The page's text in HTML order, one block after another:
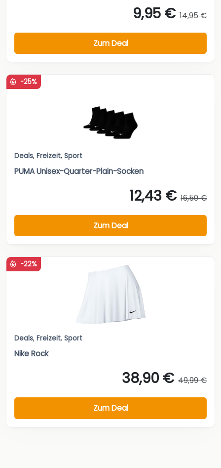
9,95 € 14,95 €
Zum Deal
-25%
Deals, Freizeit, Sport
PUMA Unisex-Quarter-Plain-Socken
12,43 € 16,50 €
Zum Deal
-22%
Deals, Freizeit, Sport
Nike Rock
38,90 € 49,99 €
Zum Deal